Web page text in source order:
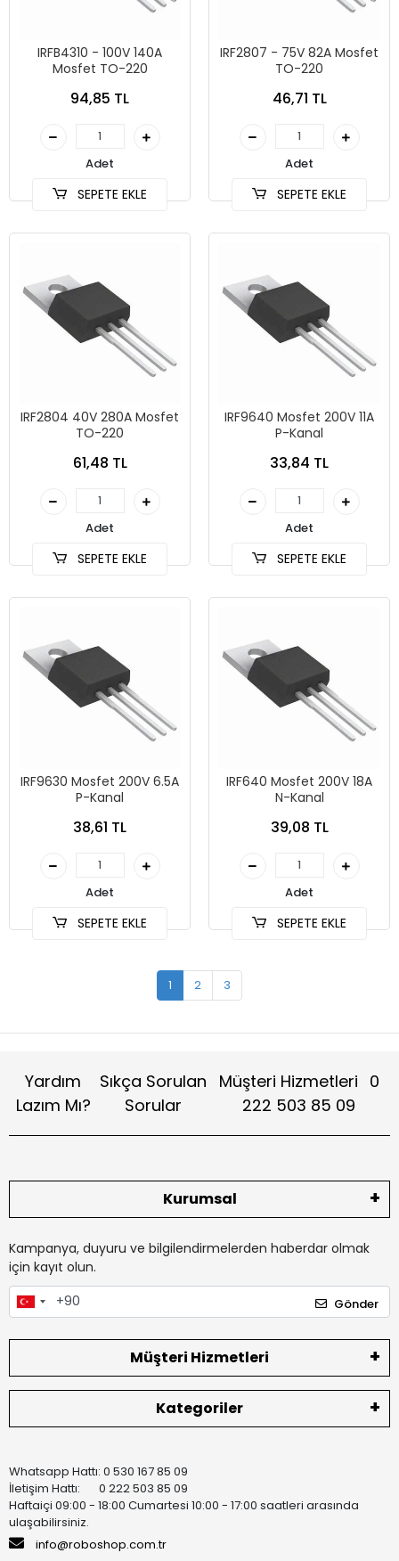
IRFB4310 - 100V 140A
Mosfet TO-220
94,85 TL
Adet
SEPETE EKLE
IRF2807 - 75V 82A Mosfet
TO-220
46,71 TL
Adet
SEPETE EKLE
IRF2804 40V 280A Mosfet
TO-220
61,48 TL
Adet
SEPETE EKLE
IRF9640 Mosfet 200V 11A
P-Kanal
33,84 TL
Adet
SEPETE EKLE
IRF9630 Mosfet 200V 6.5A
P-Kanal
38,61 TL
Adet
SEPETE EKLE
IRF640 Mosfet 200V 18A
N-Kanal
39,08 TL
Adet
SEPETE EKLE
1 2 3
Yardım
Lazım Mı?
Sıkça Sorulan
Sorular
Müşteri Hizmetleri 0
222 503 85 09
Kurumsal
Kampanya, duyuru ve bilgilendirmelerden haberdar olmak
için kayıt olun.
Gönder
Müşteri Hizmetleri
Kategoriler
Whatsapp Hattı: 0 530 167 85 09
İletişim Hattı: 0 222 503 85 09
Haftaiçi 09:00 - 18:00 Cumartesi 10:00 - 17:00 saatleri arasında
ulaşabilirsiniz.
info@roboshop.com.tr